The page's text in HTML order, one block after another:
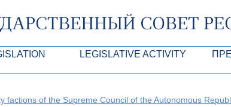
Крым
LEGISLATIVE ACTIVITY
Agendas Лента
factions of the Supreme Council of the Autonomous